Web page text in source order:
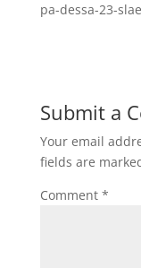
pa-dessa-23-
Submit a
Your email
fields are
Comment *